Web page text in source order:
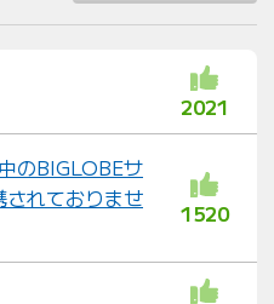
並
2021
のBIGLOBEサ
れておりませ
1520